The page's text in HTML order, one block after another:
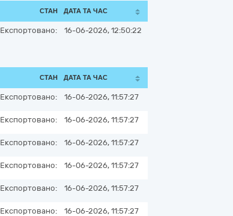
СТАН ДАТА ТА ЧАС
Експортовано: 16-06-2026, 12:50:22
СТАН ДАТА ТА ЧАС
Експортовано: 16-06-2026, 11:57:27
Експортовано: 16-06-2026, 11:57:27
Експортовано: 16-06-2026, 11:57:27
Експортовано: 16-06-2026, 11:57:27
Експортовано: 16-06-2026, 11:57:27
Експортовано: 16-06-2026, 11:57:27